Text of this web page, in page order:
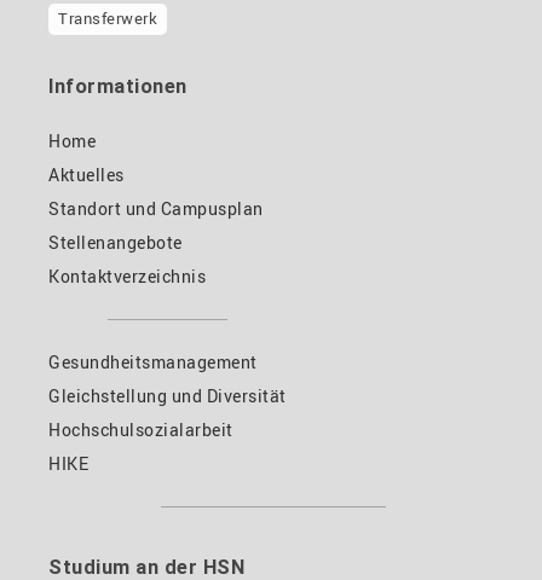
Transferwerk
Informationen
Home
Aktuelles
Standort und Campusplan
Stellenangebote
Kontaktverzeichnis
Gesundheitsmanagement
Gleichstellung und Diversität
Hochschulsozialarbeit
HIKE
Studium an der HSN